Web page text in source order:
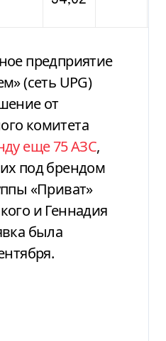
предприятие
(сеть UPG)
от
комитета
еще 75 АЗС,
под брендом
«Приват»
и Геннадия
была